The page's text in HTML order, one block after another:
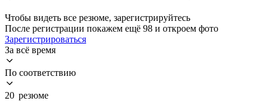
Чтобы видеть все резюме, зарегистрируйтесь
После регистрации покажем ещё 98 и откроем фото
Зарегистрироваться
За всё время
По соответствию
20 резюме